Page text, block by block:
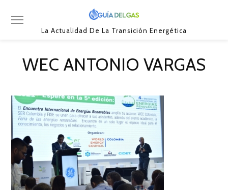
La Actualidad De La Transición Energética
WEC ANTONIO VARGAS